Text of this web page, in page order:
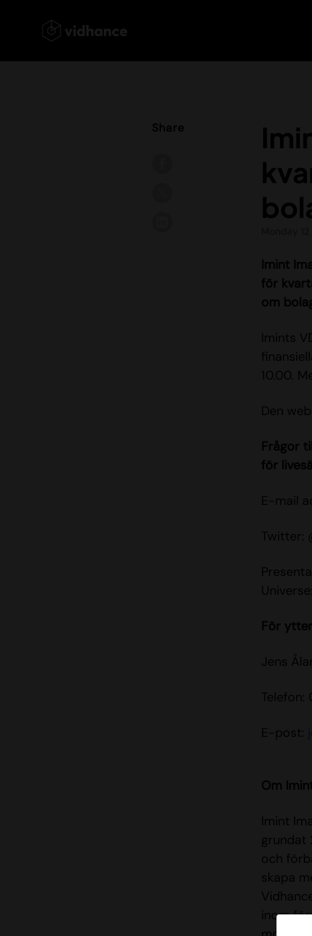
Imint
för
om
Imints
10.00.
Den
Frågor
för
E-mail
Twitter:
Universe:
För
Jens
E-post:
Om
Imint
grundat
och
skapa
inom
Share